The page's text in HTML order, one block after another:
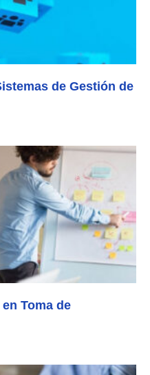
de Gestión de
Toma de